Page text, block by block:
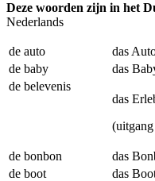
Deze woorden zijn in het
Nederlands
de auto
das
de baby
das
de belevenis
das
de bonbon
das
de boot
das